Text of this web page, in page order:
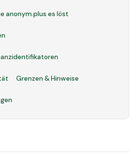
anonym.plus es löst
Grenzen & Hinweise